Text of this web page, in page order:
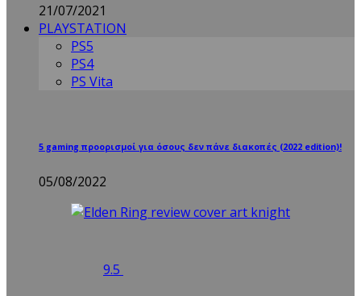
21/07/2021
PLAYSTATION
PS5
PS4
PS Vita
5 gaming προορισμοί για όσους δεν πάνε διακοπές (2022 edition)!
05/08/2022
9.5